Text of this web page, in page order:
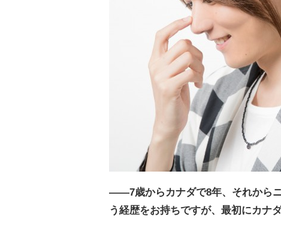
――7歳からカナダで8年、それから
う経歴をお持ちですが、最初にカナ